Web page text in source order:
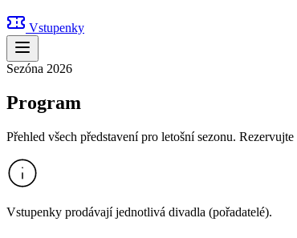
Vstupenky
Sezóna 2026
Program
Přehled všech představení pro letošní sezonu.
Vstupenky prodávají jednotlivá divadla (pořadatelé).